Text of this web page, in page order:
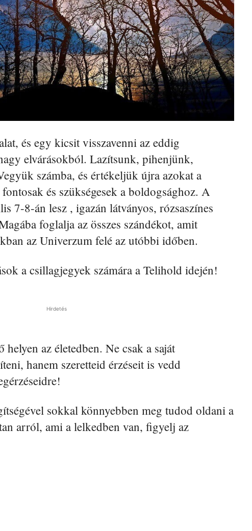
és egy kicsit visszavenni az eddig
elvárásokból. Lazítsunk, pihenjünk,
számba, és értékeljük újra azokat a
és szükségesek a boldogsághoz. A
7-8-án lesz , igazán látványos, rózsaszínes
foglalja az összes szándékot, amit
az Univerzum felé az utóbbi időben.
a csillagjegyek számára a Telihold idején!
Hirdetés
helyen az életedben. Ne csak a saját
hanem szeretteid érzéseit is vedd
sokkal könnyebben meg tudod oldani a
arról, ami a lelkedben van, figyelj az